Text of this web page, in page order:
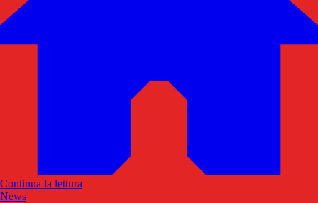
Continua la lettura
News